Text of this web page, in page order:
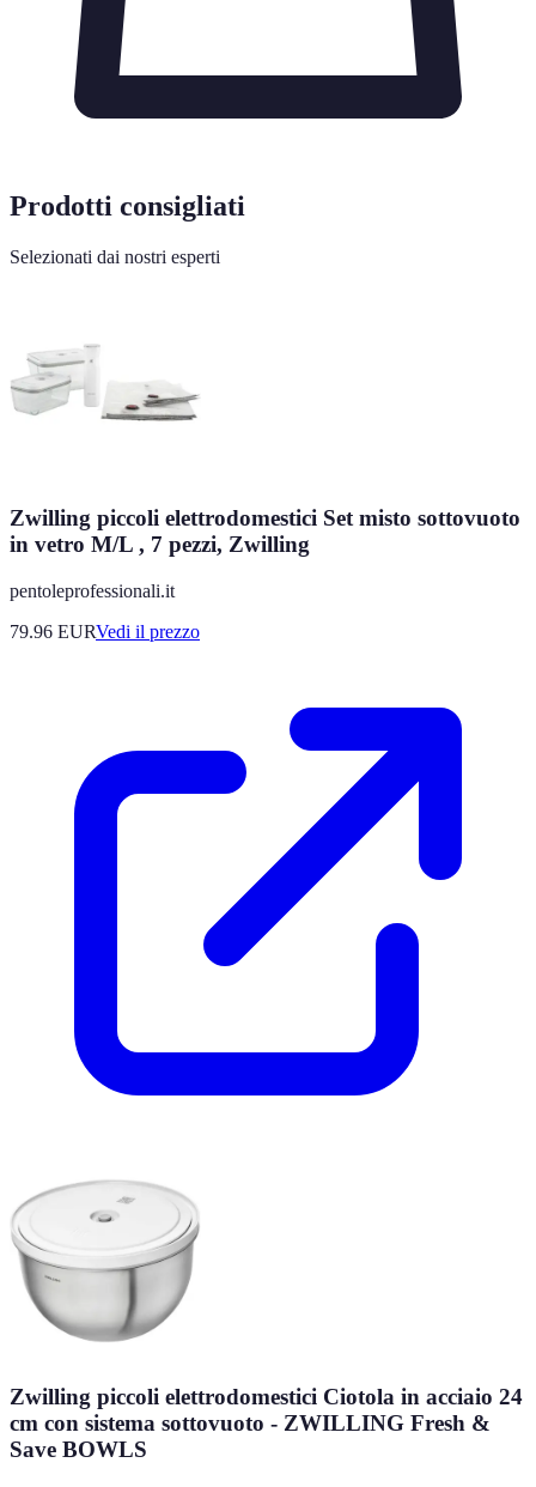
Prodotti consigliati
Selezionati dai nostri esperti
Zwilling piccoli elettrodomestici Set misto sottovuoto
in vetro M/L , 7 pezzi, Zwilling
pentoleprofessionali.it
79.96 EURVedi il prezzo
Zwilling piccoli elettrodomestici Ciotola in acciaio 24
cm con sistema sottovuoto - ZWILLING Fresh &
Save BOWLS